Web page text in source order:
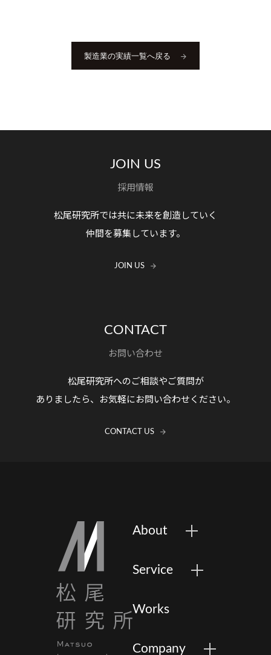
製造業の実績一覧へ戻る
JOIN US
採用情報
松尾研究所では共に未来を創造していく
仲間を募集しています。
JOIN US
CONTACT
お問い合わせ
松尾研究所へのご相談やご質問が
ありましたら、お気軽にお問い合わせください。
CONTACT US
About
Service
Works
Company